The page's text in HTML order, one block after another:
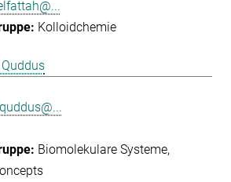
Kolloidchemie
Biomolekulare Systeme